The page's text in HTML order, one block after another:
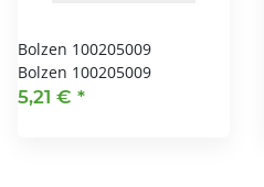
Bolzen 100205009
Bolzen 100205009
5,21 € *